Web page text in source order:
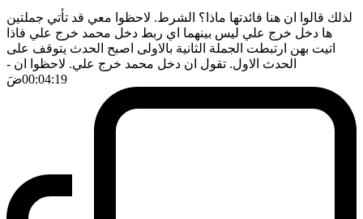
لذلك قالوا ان هنا فائدتها ماذا؟ الشرط. لاحظوا معي قد تأتي جملتين
ها دخل خرج علي ليس بينهما اي ربط دخل محمد خرج علي فاذا
اتيت بهن ارتبطت الجملة الثانية بالاولى اصبح الحدث يتوقف على
الحدث الاول. تقول ان دخل محمد خرج علي. لاحظوا ان -
00:04:19ضَ